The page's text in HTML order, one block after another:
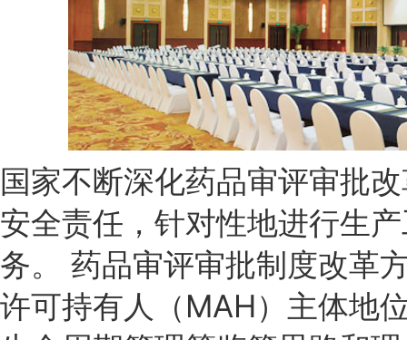
国家不断深化药品审评审批
安全责任，针对性地进行生
务。 药品审评审批制度改革
许可持有人（MAH）主体地